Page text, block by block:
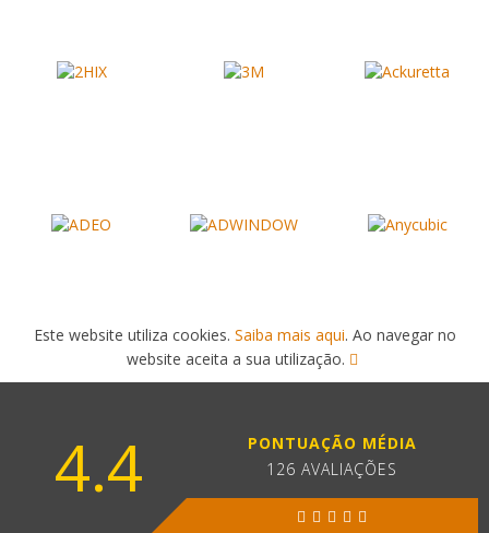
Este website utiliza cookies. Saiba mais aqui. Ao navegar no
website aceita a sua utilização.
4.4
PONTUAÇÃO MÉDIA
126 AVALIAÇÕES